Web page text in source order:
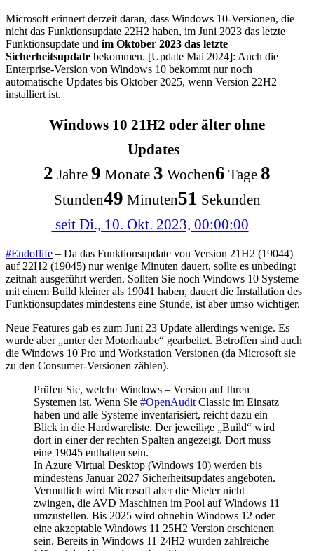
Microsoft erinnert derzeit daran, dass Windows 10-Versionen, die
nicht das Funktionsupdate 22H2 haben, im Juni 2023 das letzte
Funktionsupdate und im Oktober 2023 das letzte
Sicherheitsupdate bekommen. [Update Mai 2024]: Auch die
Enterprise-Version von Windows 10 bekommt nur noch
automatische Updates bis Oktober 2025, wenn Version 22H2
installiert ist.
Windows 10 21H2 oder älter ohne
Updates
2 Jahre 9 Monate 3 Wochen6 Tage 8
Stunden49 Minuten51 Sekunden
seit Di., 10. Okt. 2023, 00:00:00
#Endoflife – Da das Funktionsupdate von Version 21H2 (19044)
auf 22H2 (19045) nur wenige Minuten dauert, sollte es unbedingt
zeitnah ausgeführt werden. Sollten Sie noch Windows 10 Systeme
mit einem Build kleiner als 19041 haben, dauert die Installation des
Funktionsupdates mindestens eine Stunde, ist aber umso wichtiger.
Neue Features gab es zum Juni 23 Update allerdings wenige. Es
wurde aber „unter der Motorhaube“ gearbeitet. Betroffen sind auch
die Windows 10 Pro und Workstation Versionen (da Microsoft sie
zu den Consumer-Versionen zählen).
Prüfen Sie, welche Windows – Version auf Ihren
Systemen ist. Wenn Sie #OpenAudit Classic im Einsatz
haben und alle Systeme inventarisiert, reicht dazu ein
Blick in die Hardwareliste. Der jeweilige „Build“ wird
dort in einer der rechten Spalten angezeigt. Dort muss
eine 19045 enthalten sein.
In Azure Virtual Desktop (Windows 10) werden bis
mindestens Januar 2027 Sicherheitsupdates angeboten.
Vermutlich wird Microsoft aber die Mieter nicht
zwingen, die AVD Maschinen im Pool auf Windows 11
umzustellen. Bis 2025 wird ohnehin Windows 12 oder
eine akzeptable Windows 11 25H2 Version erschienen
sein. Bereits in Windows 11 24H2 wurden zahlreiche